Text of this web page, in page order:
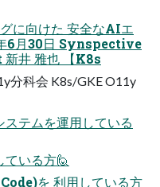
に向けた 安全なAIエ
6月30日 Synspective
井 雅也 【K8s
分科会 K8s/GKE O11y
テムを運用している
いる方🙋
を 利用している方